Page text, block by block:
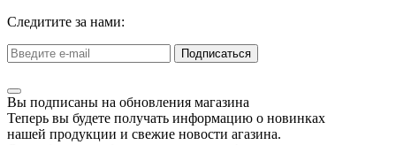
Следитите за нами:
Подписаться
Вы подписаны на обновления магазина
Теперь вы будете получать информацию о новинках
нашей продукции и свежие новости агазина.